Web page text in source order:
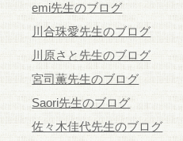
emi先生のブログ
川合珠愛先生のブログ
川原さと先生のブログ
宮司薫先生のブログ
Saori先生のブログ
佐々木佳代先生のブログ